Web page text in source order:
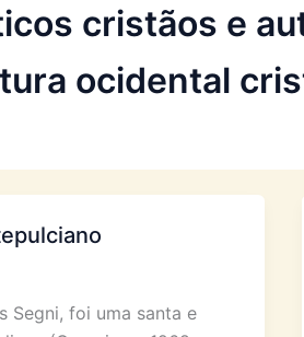
cristãos e
ocidental
Segni, foi uma santa e